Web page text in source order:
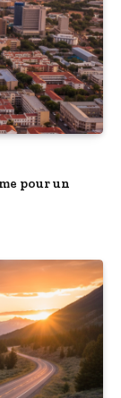
pour un